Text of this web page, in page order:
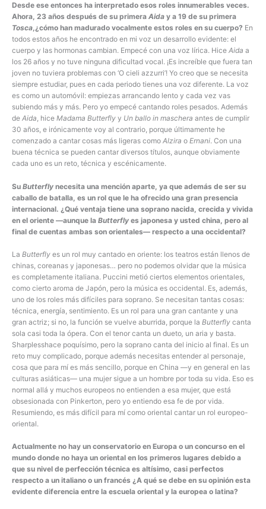
Desde ese entonces ha interpretado esos roles innumerables veces.
Ahora, 23 años después de su primera Aida y a 19 de su primera
Tosca,¿cómo han madurado vocalmente estos roles en su cuerpo? En
todos estos años he encontrado en mi voz un desarrollo evidente: el
cuerpo y las hormonas cambian. Empecé con una voz lírica. Hice Aida a
los 26 años y no tuve ninguna dificultad vocal. ¡Es increíble que fuera tan
joven no tuviera problemas con ‘O cieli azzurri’! Yo creo que se necesita
siempre estudiar, pues en cada periodo tienes una voz diferente. La voz
es como un automóvil: empiezas arrancando lento y cada vez vas
subiendo más y más. Pero yo empecé cantando roles pesados. Además
de Aida, hice Madama Butterfly y Un ballo in maschera antes de cumplir
30 años, e irónicamente voy al contrario, porque últimamente he
comenzado a cantar cosas más ligeras como Alzira o Ernani. Con una
buena técnica se pueden cantar diversos títulos, aunque obviamente
cada uno es un reto, técnica y escénicamente.
Su Butterfly necesita una mención aparte, ya que además de ser su
caballo de batalla, es un rol que le ha ofrecido una gran presencia
internacional. ¿Qué ventaja tiene una soprano nacida, crecida y vivida
en el oriente —aunque la Butterfly es japonesa y usted china, pero al
final de cuentas ambas son orientales— respecto a una occidental?
La Butterfly es un rol muy cantado en oriente: los teatros están llenos de
chinas, coreanas y japonesas… pero no podemos olvidar que la música
es completamente italiana. Puccini metió ciertos elementos orientales,
como cierto aroma de Japón, pero la música es occidental. Es, además,
uno de los roles más difíciles para soprano. Se necesitan tantas cosas:
técnica, energía, sentimiento. Es un rol para una gran cantante y una
gran actriz; si no, la función se vuelve aburrida, porque la Butterfly canta
sola casi toda la ópera. Con el tenor canta un dueto un aria y basta.
Sharplesshace poquísimo, pero la soprano canta del inicio al final. Es un
reto muy complicado, porque además necesitas entender al personaje,
cosa que para mí es más sencillo, porque en China —y en general en las
culturas asiáticas— una mujer sigue a un hombre por toda su vida. Eso es
normal allá y muchos europeos no entienden a esa mujer, que está
obsesionada con Pinkerton, pero yo entiendo esa fe de por vida.
Resumiendo, es más difícil para mí como oriental cantar un rol europeo-
oriental.
Actualmente no hay un conservatorio en Europa o un concurso en el
mundo donde no haya un oriental en los primeros lugares debido a
que su nivel de perfección técnica es altísimo, casi perfectos
respecto a un italiano o un francés ¿A qué se debe en su opinión esta
evidente diferencia entre la escuela oriental y la europea o latina?